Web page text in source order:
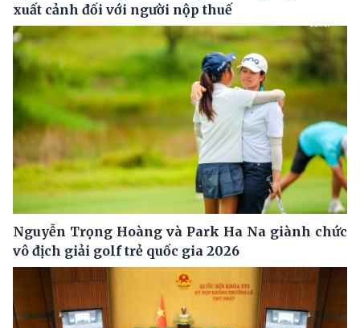
xuất cảnh đối với người nộp thuế
Nguyễn Trọng Hoàng và Park Ha Na giành chức
vô địch giải golf trẻ quốc gia 2026